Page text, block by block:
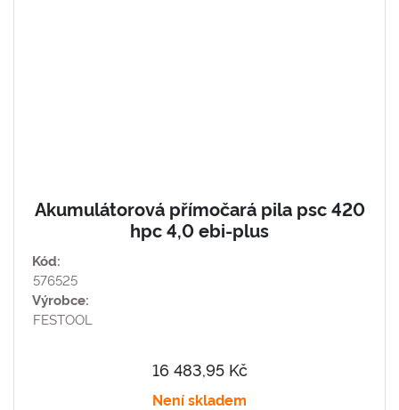
Akumulátorová přímočará pila psc 420
hpc 4,0 ebi-plus
Kód:
576525
Výrobce:
FESTOOL
16 483,95 Kč
Není skladem